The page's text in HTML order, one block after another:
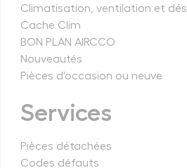
Climatisation, ventilation et
Cache Clim
BON PLAN AIRCCO
Nouveautés
Pièces d'occasion ou neuve
Services
Pièces détachées
Codes défauts